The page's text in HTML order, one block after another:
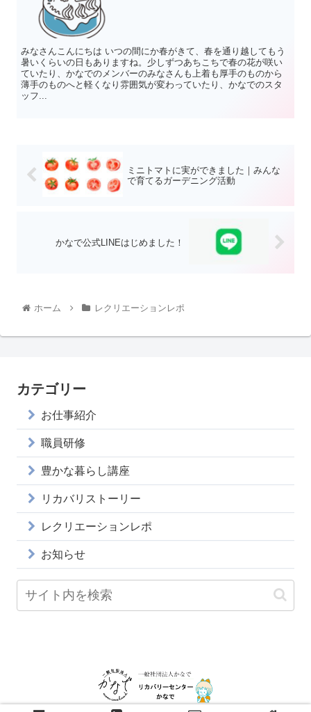
みなさんこんにちは いつの間にか春がきて、春を通り越してもう
暑いくらいの日もありますね。少しずつあちこちで春の花が咲い
ていたり、かなでのメンバーのみなさんも上着も厚手のものから
薄手のものへと軽くなり雰囲気が変わっていたり、かなでのスタ
ッフ...
ミニトマトに実ができました｜みんな
で育てるガーデニング活動
かなで公式LINEはじめました！
ホーム レクリエーションレポ
カテゴリー
お仕事紹介
職員研修
豊かな暮らし講座
リカバリストーリー
レクリエーションレポ
お知らせ